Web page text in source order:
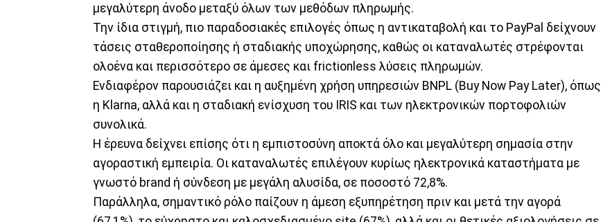
μεγαλύτερη άνοδο μεταξύ όλων των μεθόδων πληρωμής.
Την ίδια στιγμή, πιο παραδοσιακές επιλογές όπως η αντικαταβολή και το PayPal δείχνουν
τάσεις σταθεροποίησης ή σταδιακής υποχώρησης, καθώς οι καταναλωτές στρέφονται
ολοένα και περισσότερο σε άμεσες και frictionless λύσεις πληρωμών.
Ενδιαφέρον παρουσιάζει και η αυξημένη χρήση υπηρεσιών BNPL (Buy Now Pay Later), όπως
η Klarna, αλλά και η σταδιακή ενίσχυση του IRIS και των ηλεκτρονικών πορτοφολιών
συνολικά.
Η έρευνα δείχνει επίσης ότι η εμπιστοσύνη αποκτά όλο και μεγαλύτερη σημασία στην
αγοραστική εμπειρία. Οι καταναλωτές επιλέγουν κυρίως ηλεκτρονικά καταστήματα με
γνωστό brand ή σύνδεση με μεγάλη αλυσίδα, σε ποσοστό 72,8%.
Παράλληλα, σημαντικό ρόλο παίζουν η άμεση εξυπηρέτηση πριν και μετά την αγορά